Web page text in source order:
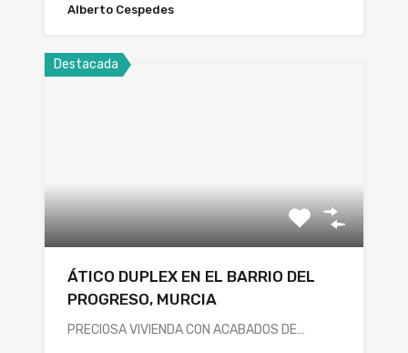
Alberto Cespedes
Destacada
ÁTICO DUPLEX EN EL BARRIO DEL
PROGRESO, MURCIA
PRECIOSA VIVIENDA CON ACABADOS DE…